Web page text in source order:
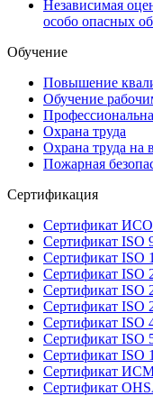
Независимая
особо опасных
Обучение
Повышение
Обучение
Охрана труда
Охрана труда на
Пожарная
Сертификация
Сертификат ИСО
Сертификат ISO
Сертификат ISO
Сертификат ISO
Сертификат ISO
Сертификат ISO
Сертификат ISO
Сертификат ISO
Сертификат ISO
Сертификат
Сертификат